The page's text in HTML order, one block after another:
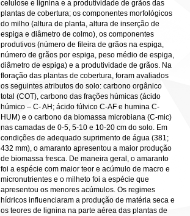
celulose e lignina e a produtividade de grãos das
plantas de cobertura; os componentes morfológicos
do milho (altura de planta, altura de inserção de
espiga e diâmetro de colmo), os componentes
produtivos (número de fileira de grãos na espiga,
número de grãos por espiga, peso médio de espiga,
diâmetro de espiga) e a produtividade de grãos. Na
floração das plantas de cobertura, foram avaliados
os seguintes atributos do solo: carbono orgânico
total (COT), carbono das frações húmicas (ácido
húmico – C- AH; ácido fúlvico C-AF e humina C-
HUM) e o carbono da biomassa microbiana (C-mic)
nas camadas de 0-5, 5-10 e 10-20 cm do solo. Em
condições de adequado suprimento de água (381;
432 mm), o amaranto apresentou a maior produção
de biomassa fresca. De maneira geral, o amaranto
foi a espécie com maior teor e acúmulo de macro e
micronutrientes e o milheto foi a espécie que
apresentou os menores acúmulos. Os regimes
hídricos influenciaram a produção de matéria seca e
os teores de lignina na parte aérea das plantas de